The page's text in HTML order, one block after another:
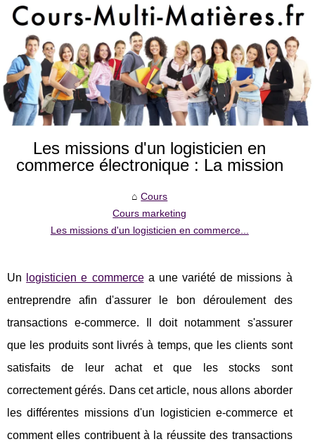
Les missions d'un logisticien en
commerce électronique : La mission
Cours
Cours marketing
Les missions d'un logisticien en commerce...
Un logisticien e commercea une variété de missions à
entreprendre afin d'assurer le bon déroulement des
transactions e-commerce. Il doit notamment s'assurer
que les produits sont livrés à temps, que les clients sont
satisfaits de leur achat et que les stocks sont
correctement gérés. Dans cet article, nous allons aborder
les différentes missions d'un logisticien e-commerce et
comment elles contribuent à la réussite des transactions